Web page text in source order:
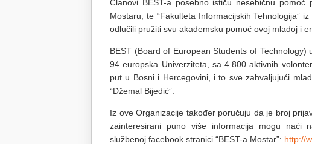
Članovi BEST-a posebno ističu nesebičnu pomoć
Mostaru, te “Fakulteta Informacijskih Tehnologija”
odlučili pružiti svu akademsku pomoć ovoj mladoj i
BEST (Board of European Students of
94 europska Univerziteta, sa 4.800 aktivnih
put u Bosni i Hercegovini, i to sve zahvaljujući
“Džemal Bijedić”.
Iz ove Organizacije također poručuju da je broj
zainteresirani puno više informacija mogu naći
službenoj facebook stranici “BEST-a Mostar”: http://